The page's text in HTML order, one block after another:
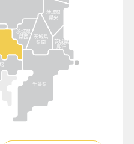
茨城県
県央
茨城県
県南
茨城県
県西
茨城県
鹿行
千葉県